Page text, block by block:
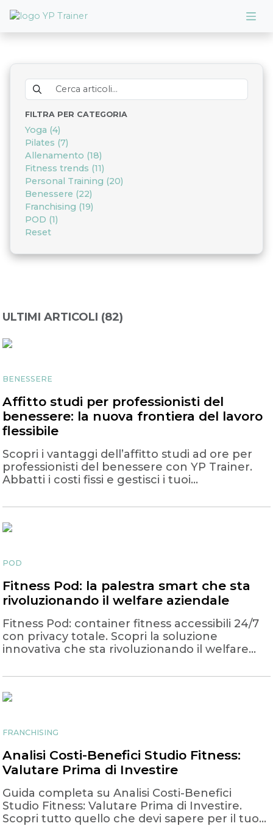
ULTIMI ARTICOLI (82)
BENESSERE
Affitto studi per professionisti del
benessere: la nuova frontiera del lavoro
flessibile
Scopri i vantaggi dell’affitto studi ad ore per
professionisti del benessere con YP Trainer.
Abbatti i costi fissi e gestisci i tuoi
POD
Fitness Pod: la palestra smart che sta
rivoluzionando il welfare aziendale
Fitness Pod: container fitness accessibili 24/7
con privacy totale. Scopri la soluzione
innovativa che sta rivoluzionando il welfare
FRANCHISING
Analisi Costi-Benefici Studio Fitness:
Valutare Prima di Investire
Guida completa su Analisi Costi-Benefici
Studio Fitness: Valutare Prima di Investire.
Scopri tutto quello che devi sapere per il tuo
FILTRA PER CATEGORIA
Yoga (4)
Pilates (7)
Allenamento (18)
Fitness trends (11)
Personal Training (20)
Benessere (22)
Franchising (19)
POD (1)
Reset